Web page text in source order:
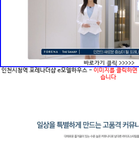
인천시청역 포레나더샵 e모델하우스 - 이미지를 클릭하
습니다